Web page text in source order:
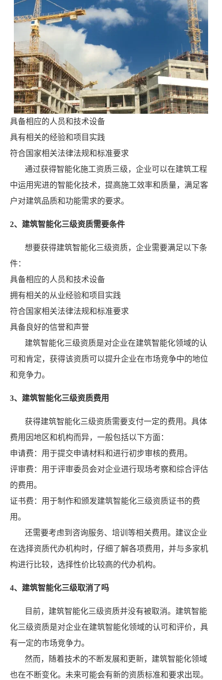
具备相应的人员和技术设备
具有相关的经验和项目实践
符合国家相关法律法规和标准要求
通过获得智能化施工资质三级，企业可以在建筑工程
中运用宪进的智能化技术，提高施工效率和质量，满足客
户对建筑品质和功能需求的要求。
2、建筑智能化三级资质需要条件
想要获得建筑智能化三级资质，企业需要满足以下条
件：
具备相应的人员和技术设备
拥有相关的从业经验和项目实践
符合国家相关法律法规和标准要求
具备良好的信誉和声誉
建筑智能化三级资质是对企业在建筑智能化领域的认
可和肯定，获得该资质可以提升企业在市场竞争中的地位
和竞争力。
3、建筑智能化三级资质费用
获得建筑智能化三级资质需要支付一定的费用。具体
费用因地区和机构而异，一般包括以下方面：
申请费：用于提交申请材料和进行初步审核的费用。
评审费：用于评审委员会对企业进行现场考察和综合评估
的费用。
证书费：用于制作和颁发建筑智能化三级资质证书的费
用。
还需要考虑到咨询服务、培训等相关费用。建议企业
在选择资质代办机构时，仔细了解各项费用，并与多家机
构进行比较，选择性价比较高的代办机构。
4、建筑智能化三级取消了吗
目前，建筑智能化三级资质并没有被取消。建筑智能
化三级资质是对企业在建筑智能化领域的认可和评价，具
有一定的市场竞争力。
然而，随着技术的不断发展和更新，建筑智能化领域
也在不断变化。未来可能会有新的资质标准和要求出现。